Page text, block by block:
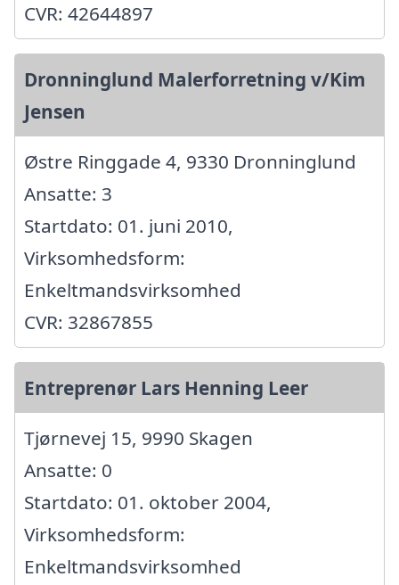
CVR: 42644897
Dronninglund Malerforretning v/Kim
Jensen
Østre Ringgade 4, 9330 Dronninglund
Ansatte: 3
Startdato: 01. juni 2010,
Virksomhedsform:
Enkeltmandsvirksomhed
CVR: 32867855
Entreprenør Lars Henning Leer
Tjørnevej 15, 9990 Skagen
Ansatte: 0
Startdato: 01. oktober 2004,
Virksomhedsform:
Enkeltmandsvirksomhed